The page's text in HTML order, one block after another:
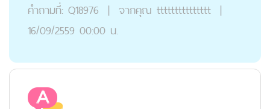
คำถามที่: Q18976 | จากคุณ ttttttttttttttt |
16/09/2559 00:00 น.